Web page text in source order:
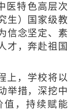
医特色高层次
生）国家级教
信念坚定、素
才，奔赴祖国
上，学校将以
举措，深挖中
值，持续赋能